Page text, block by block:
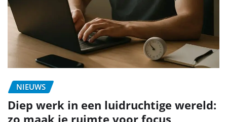
NIEUWS
Diep werk in een luidruchtige wereld: